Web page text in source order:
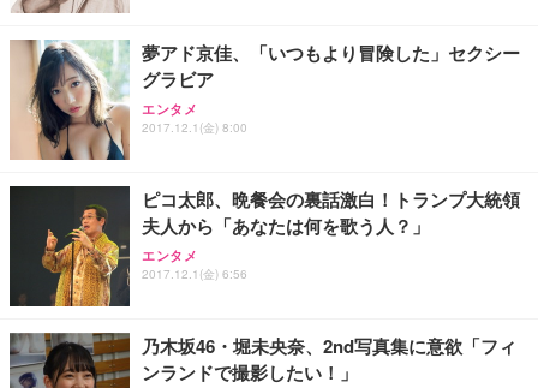
夢アド京佳、「いつもより冒険した」セクシー
グラビア
エンタメ
2017.12.1(金) 8:00
ピコ太郎、晩餐会の裏話激白！トランプ大統領
夫人から「あなたは何を歌う人？」
エンタメ
2017.12.1(金) 6:56
乃木坂46・堀未央奈、2nd写真集に意欲「フィ
ンランドで撮影したい！」